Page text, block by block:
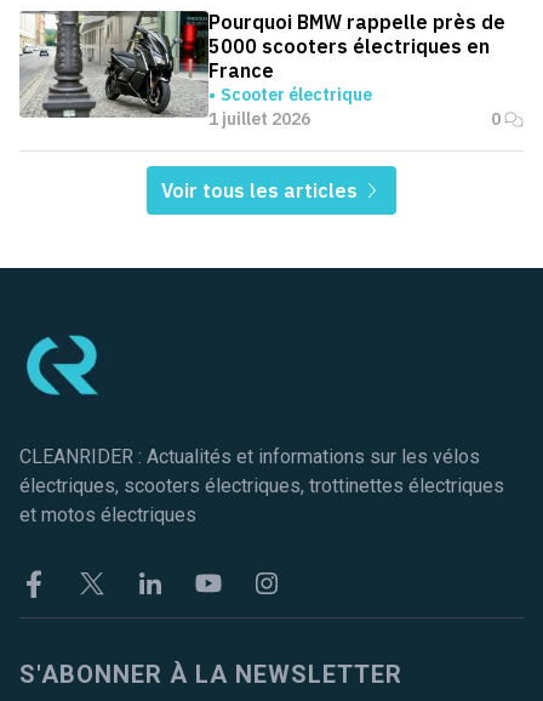
Pourquoi BMW rappelle près de
5000 scooters électriques en
France
Scooter électrique
1 juillet 2026
0
Voir tous les articles
CLEANRIDER : Actualités et informations sur les vélos
électriques, scooters électriques, trottinettes électriques
et motos électriques
FacebookTwitter LinkekinYoutubeInstagram
S'ABONNER À LA NEWSLETTER